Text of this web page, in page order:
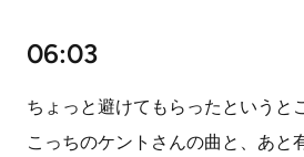
06:03
ちょっと避けてもらったというと
こっちのケントさんの曲と、あと